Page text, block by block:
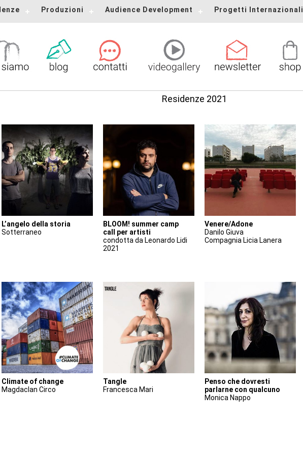
Produzioni Audience Development Progetti Internazionali
Residenze 2021
L’angelo della storia
Sotterraneo
BLOOM! summer camp
call per artisti
condotta da Leonardo Lidi
2021
Venere/Adone
Danilo Giuva
Compagnia Licia Lanera
Climate of change
Magdaclan Circo
Tangle
Francesca Mari
Penso che dovresti
parlarne con qualcuno
Monica Nappo